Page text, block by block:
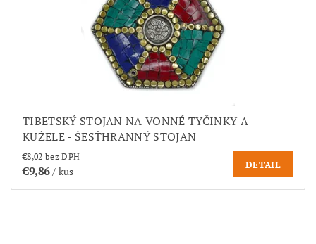
TIBETSKÝ STOJAN NA VONNÉ TYČINKY A
KUŽELE - ŠESŤHRANNÝ STOJAN
€8,02 bez DPH
€9,86/ kus
DETAIL